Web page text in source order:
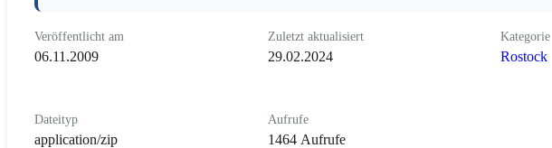
Veröffentlicht am
06.11.2009
Zuletzt aktualisiert
29.02.2024
Kategorie
Rostock
Dateityp
application/zip
Aufrufe
1464 Aufrufe